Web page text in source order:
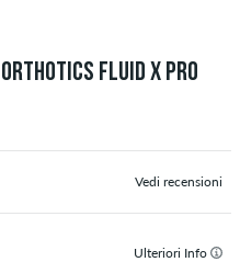
FLUID X PRO
Vedi recensioni
Ulteriori Info